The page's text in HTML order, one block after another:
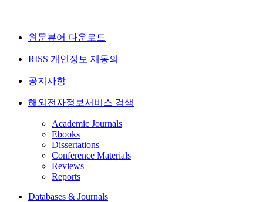
원문뷰어 다운로드
RISS 개인정보 재동의
공지사항
해외전자정보서비스 검색
Academic Journals
Ebooks
Dissertations
Conference Materials
Reviews
Reports
Databases & Journals